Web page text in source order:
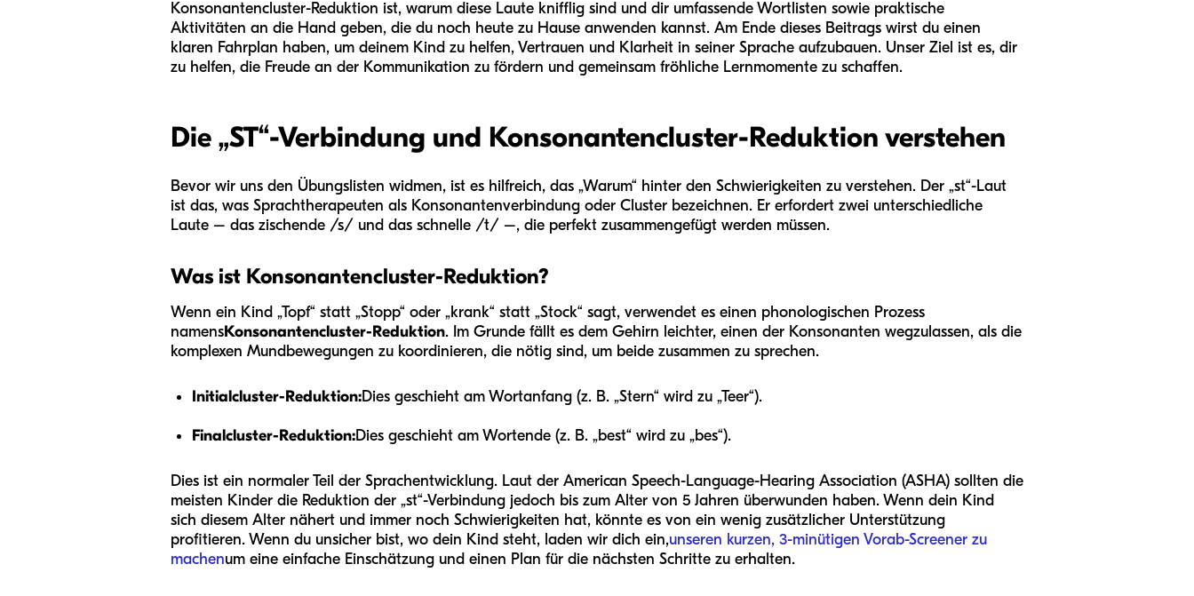
Konsonantencluster-Reduktion ist, warum diese Laute knifflig sind und dir umfassende Wortlisten sowie praktische
Aktivitäten an die Hand geben, die du noch heute zu Hause anwenden kannst. Am Ende dieses Beitrags wirst du einen
klaren Fahrplan haben, um deinem Kind zu helfen, Vertrauen und Klarheit in seiner Sprache aufzubauen. Unser Ziel ist es, dir
zu helfen, die Freude an der Kommunikation zu fördern und gemeinsam fröhliche Lernmomente zu schaffen.
Die „ST“-Verbindung und Konsonantencluster-Reduktion verstehen
Bevor wir uns den Übungslisten widmen, ist es hilfreich, das „Warum“ hinter den Schwierigkeiten zu verstehen. Der „st“-Laut
ist das, was Sprachtherapeuten als Konsonantenverbindung oder Cluster bezeichnen. Er erfordert zwei unterschiedliche
Laute – das zischende /s/ und das schnelle /t/ –, die perfekt zusammengefügt werden müssen.
Was ist Konsonantencluster-Reduktion?
Wenn ein Kind „Topf“ statt „Stopp“ oder „krank“ statt „Stock“ sagt, verwendet es einen phonologischen Prozess
namensKonsonantencluster-Reduktion. Im Grunde fällt es dem Gehirn leichter, einen der Konsonanten wegzulassen, als die
komplexen Mundbewegungen zu koordinieren, die nötig sind, um beide zusammen zu sprechen.
Initialcluster-Reduktion:Dies geschieht am Wortanfang (z. B. „Stern“ wird zu „Teer“).
Finalcluster-Reduktion:Dies geschieht am Wortende (z. B. „best“ wird zu „bes“).
Dies ist ein normaler Teil der Sprachentwicklung. Laut der American Speech-Language-Hearing Association (ASHA) sollten die
meisten Kinder die Reduktion der „st“-Verbindung jedoch bis zum Alter von 5 Jahren überwunden haben. Wenn dein Kind
sich diesem Alter nähert und immer noch Schwierigkeiten hat, könnte es von ein wenig zusätzlicher Unterstützung
profitieren. Wenn du unsicher bist, wo dein Kind steht, laden wir dich ein,unseren kurzen, 3-minütigen Vorab-Screener zu
machenum eine einfache Einschätzung und einen Plan für die nächsten Schritte zu erhalten.